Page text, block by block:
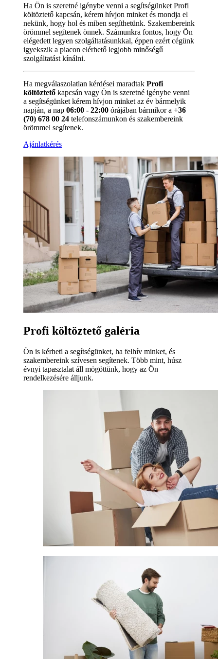
Ha Ön is szeretné igénybe venni a segítségünket Profi
költöztető kapcsán, kérem hívjon minket és mondja el
nekünk, hogy hol és miben segíthetünk. Szakembereink
örömmel segítenek önnek. Számunkra fontos, hogy Ön
elégedett legyen szolgáltatásunkkal, éppen ezért cégünk
igyekszik a piacon elérhető legjobb minőségű
szolgáltatást kínálni.
Ha megválaszolatlan kérdései maradtak Profi
költöztető kapcsán vagy Ön is szeretné igénybe venni
a segítségünket kérem hívjon minket az év bármelyik
napján, a nap 06:00 - 22:00 órájában bármikor a +36
(70) 678 00 24 telefonszámunkon és szakembereink
örömmel segítenek.
Ajánlatkérés
Profi költöztető galéria
Ön is kérheti a segítségünket, ha felhív minket, és
szakembereink szívesen segítenek. Több mint, húsz
évnyi tapasztalat áll mögöttünk, hogy az Ön
rendelkezésére álljunk.